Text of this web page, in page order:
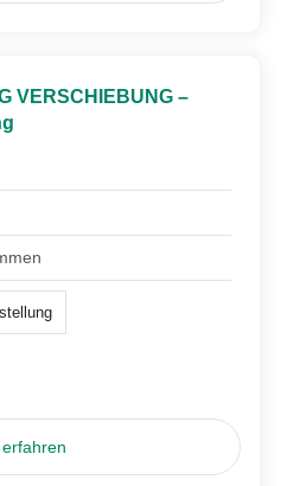
VERSCHIEBUNG –